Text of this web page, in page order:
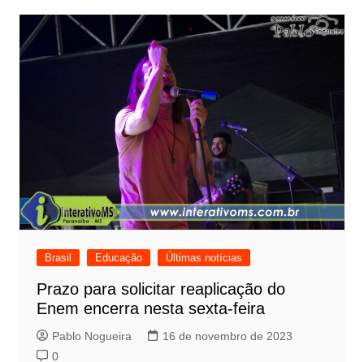
Brasil Educação Últimas notícias
Prazo para solicitar reaplicação do
Enem encerra nesta sexta-feira
Pablo Nogueira
16 de novembro de 2023
0